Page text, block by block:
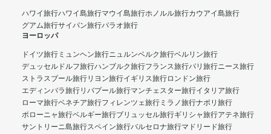
ハワイ旅行ハワイ島旅行マウイ島旅行ホノルル旅行カウアイ島旅行
グアム旅行サイパン旅行パラオ旅行
ヨーロッパ
ドイツ旅行 ミュンヘン旅行ニュルンベルク旅行ベルリン旅行
デュッセルドルフ旅行ハンブルク旅行フランス旅行パリ旅行ニース旅行
ストラスブール旅行リヨン旅行イギリス旅行ロンドン旅行
エディンバラ旅行リバプール旅行マンチェスター旅行イタリア旅行
ローマ旅行ベネチア旅行フィレンツェ旅行 ミラノ旅行ナポリ旅行
ボローニャ旅行ベルギー旅行ブリュッセル旅行ギリシャ旅行アテネ旅行
サントリーニ島旅行スペイン旅行バルセロナ旅行マドリード旅行